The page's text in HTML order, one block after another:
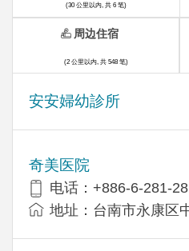
(30 公里以内, 共 6 笔)
安安婦幼診所
奇美医院
电话：+886-6-281-
地址：台南市永康区
周边住宿
(2 公里以内, 共 548 笔)